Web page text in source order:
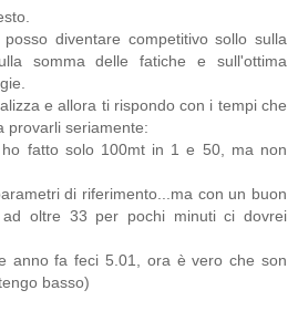
diventare competitivo sollo sulla
somma delle fatiche e sull'ottima
e allora ti rispondo con i tempi che
provarli seriamente:
ho fatto solo 100mt in 1 e 50, ma non
di riferimento...ma con un buon
oltre 33 per pochi minuti ci dovrei
anno fa feci 5.01, ora è vero che son
basso)